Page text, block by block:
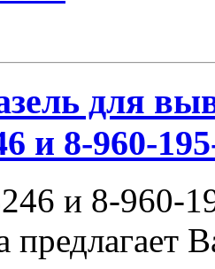
для
и 8-960-
и 8-960-